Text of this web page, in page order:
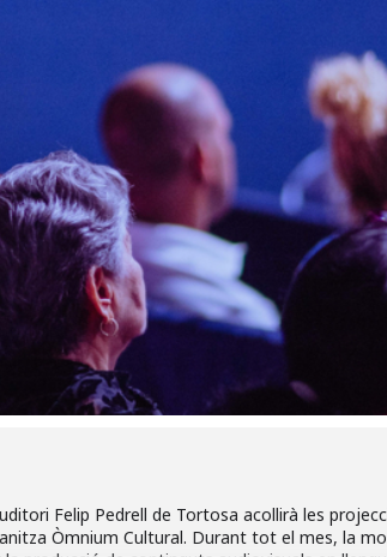
Felip Pedrell de Tortosa acollirà les
Òmnium Cultural. Durant tot el mes, la